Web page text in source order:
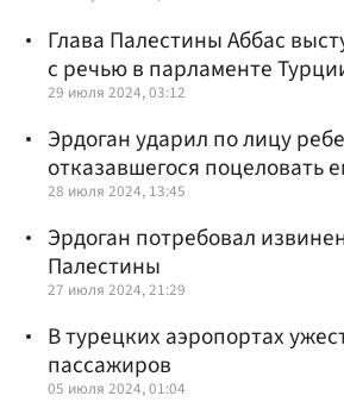
Глава Палестины Аббас
с речью в парламенте
29 июля 2024, 03:12
Эрдоган ударил по лицу
отказавшегося поцеловать
28 июля 2024, 13:45
Эрдоган потребовал
Палестины
27 июля 2024, 21:29
В турецких аэропортах
пассажиров
05 июля 2024, 01:04